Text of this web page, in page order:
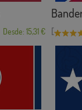
Desde: 15,31 € [